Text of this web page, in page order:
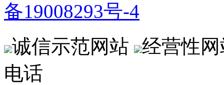
备19008293号-4
诚信示范网站
经营性
电话